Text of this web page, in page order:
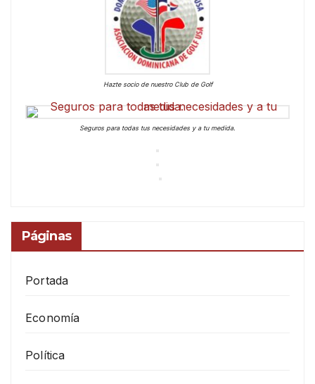
Hazte socio de nuestro Club de Golf
Seguros para todas tus necesidades y a tu medida.
Páginas
Portada
Economía
Política